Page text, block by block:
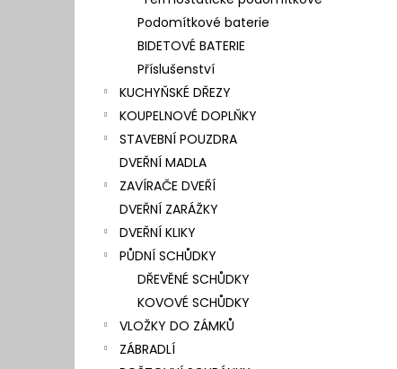
Podomítkové baterie
BIDETOVÉ BATERIE
Příslušenství
KUCHYŇSKÉ DŘEZY
KOUPELNOVÉ DOPLŇKY
STAVEBNÍ POUZDRA
DVEŘNÍ MADLA
ZAVÍRAČE DVEŘÍ
DVEŘNÍ ZARÁŽKY
DVEŘNÍ KLIKY
PŮDNÍ SCHŮDKY
DŘEVĚNÉ SCHŮDKY
KOVOVÉ SCHŮDKY
VLOŽKY DO ZÁMKŮ
ZÁBRADLÍ